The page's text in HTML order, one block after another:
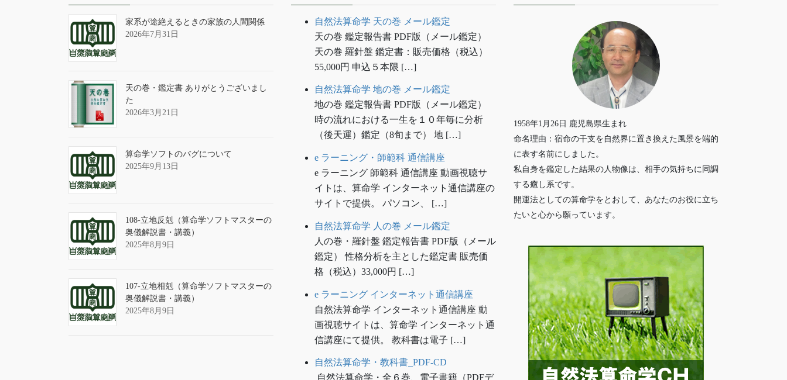
家系が途絶えるときの家族の人間関係
2026年7月31日
天の巻・鑑定書 ありがとうございまし
た
2026年3月21日
算命学ソフトのバグについて
2025年9月13日
108-立地反剋（算命学ソフトマスターの
奥儀解説書・講義）
2025年8月9日
107-立地相剋（算命学ソフトマスターの
奥儀解説書・講義）
2025年8月9日
自然法算命学 天の巻 メール鑑定
天の巻 鑑定報告書 PDF版（メール鑑定）
天の巻 羅針盤 鑑定書：販売価格（税込）
55,000円 申込５本限 […]
自然法算命学 地の巻 メール鑑定
地の巻 鑑定報告書 PDF版（メール鑑定）
時の流れにおける一生を１０年毎に分析
（後天運）鑑定（8旬まで） 地 […]
e ラーニング・師範科 通信講座
e ラーニング 師範科 通信講座 動画視聴サ
イトは、算命学 インターネット通信講座の
サイトで提供。 パソコン、 […]
自然法算命学 人の巻 メール鑑定
人の巻・羅針盤 鑑定報告書 PDF版（メール
鑑定） 性格分析を主とした鑑定書 販売価
格（税込）33,000円 […]
e ラーニング インターネット通信講座
自然法算命学 インターネット通信講座 動
画視聴サイトは、算命学 インターネット通
信講座にて提供。 教科書は電子 […]
自然法算命学・教科書_PDF-CD
自然法算命学・全６巻、電子書籍（PDFデ
1958年1月26日 鹿児島県生まれ
命名理由：宿命の干支を自然界に置き換えた風景を端的
に表す名前にしました。
私自身を鑑定した結果の人物像は、相手の気持ちに同調
する癒し系です。
開運法としての算命学をとおして、あなたのお役に立ち
たいと心から願っています。